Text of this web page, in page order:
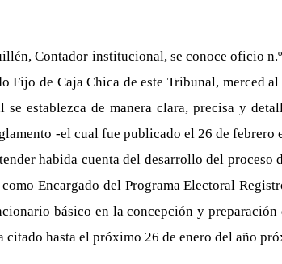
Contador institucional, se conoce oficio
Fijo de Caja Chica de este Tribunal, merced
establezca de manera clara, precisa y
-el cual fue publicado el 26 de febrero
habida cuenta del desarrollo del
Encargado del Programa Electoral
básico en la concepción y
citado hasta el próximo 26 de enero del año